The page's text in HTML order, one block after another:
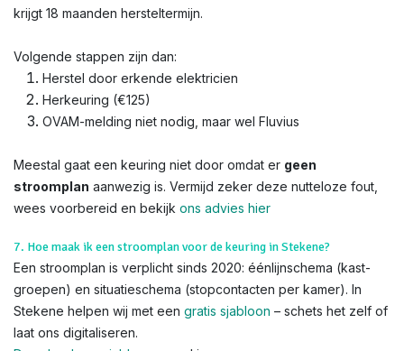
krijgt 18 maanden hersteltermijn.
Volgende stappen zijn dan:
Herstel door erkende elektricien
Herkeuring (€125)
OVAM-melding niet nodig, maar wel Fluvius
Meestal gaat een keuring niet door omdat er geen
stroomplan aanwezig is. Vermijd zeker deze nutteloze fout,
wees voorbereid en bekijk ons advies hier
7. Hoe maak ik een stroomplan voor de keuring in Stekene?
Een stroomplan is verplicht sinds 2020: éénlijnschema (kast-
groepen) en situatieschema (stopcontacten per kamer). In
Stekene helpen wij met een gratis sjabloon – schets het zelf of
laat ons digitaliseren.